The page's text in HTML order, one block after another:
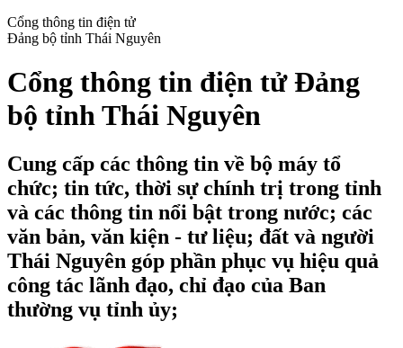
Cổng thông tin điện tử
Đảng bộ tỉnh Thái Nguyên
Cổng thông tin điện tử Đảng
bộ tỉnh Thái Nguyên
Cung cấp các thông tin về bộ máy tổ
chức; tin tức, thời sự chính trị trong tỉnh
và các thông tin nổi bật trong nước; các
văn bản, văn kiện - tư liệu; đất và người
Thái Nguyên góp phần phục vụ hiệu quả
công tác lãnh đạo, chỉ đạo của Ban
thường vụ tỉnh ủy;